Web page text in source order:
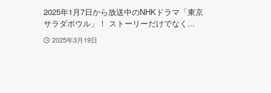
2025年1月7日から放送中のNHKドラマ「東京
サラダボウル」！ ストーリーだけでなく...
2025年3月19日